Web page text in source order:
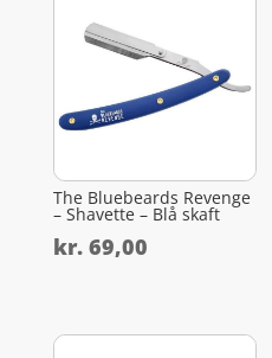
The Bluebeards Revenge
– Shavette – Blå skaft
kr.69,00